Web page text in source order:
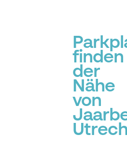
finden
der
Nähe
von